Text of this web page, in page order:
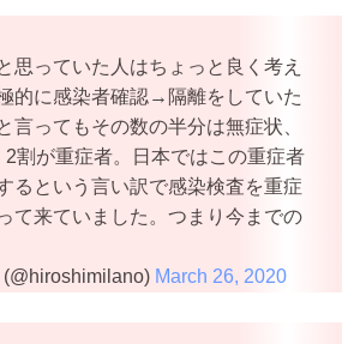
思っていた人はちょっと良く考え
的に感染者確認→隔離をしていた
言ってもその数の半分は無症状、
割が重症者。日本ではこの重症者
るという言い訳で感染検査を重症
て来ていました。つまり今までの
March 26, 2020